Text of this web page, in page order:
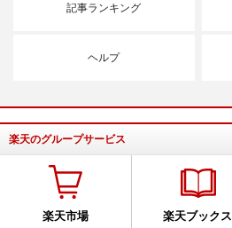
記事ランキング
ヘルプ
楽天のグループサービス
楽天市場 楽天ブックス